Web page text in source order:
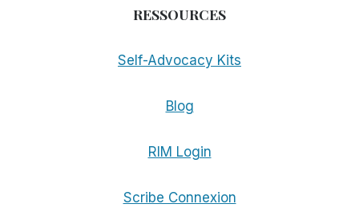
RESSOURCES
Self-Advocacy Kits
Blog
RIM Login
Scribe Connexion